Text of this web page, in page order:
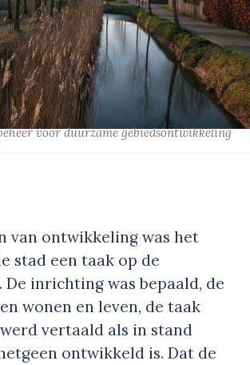
voor duurzame gebiedsontwikkeling
van ontwikkeling was het
stad een taak op de
inrichting was bepaald, de
wonen en leven, de taak
vertaald als in stand
ontwikkeld is. Dat de